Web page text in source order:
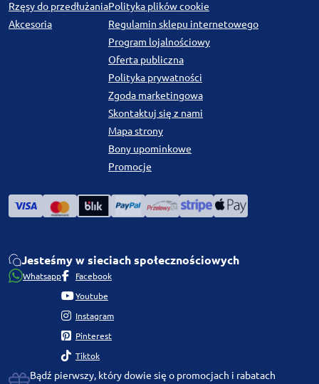
Rzęsy do przedłużania
Akcesoria
Polityka plików cookie
Regulamin sklepu internetowego
Program lojalnościowy
Oferta publiczna
Polityka prywatności
Zgoda marketingowa
Skontaktuj się z nami
Mapa strony
Bony upominkowe
Promocje
Jesteśmy w sieciach społecznościowych
Whatsapp Facebook
Youtube
Instagram
Pinterest
Tiktok
Bądź pierwszy, który dowie się o promocjach i rabatach